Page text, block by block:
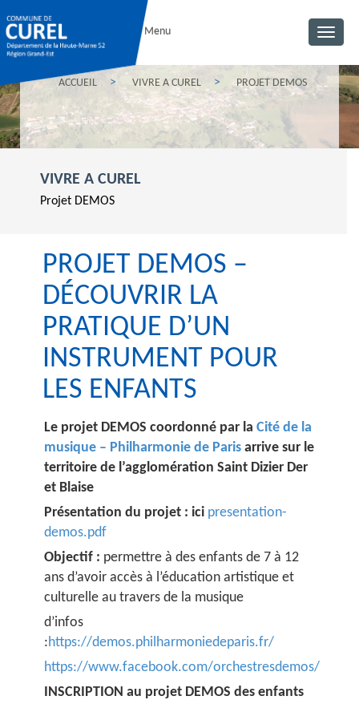
Menu
ACCUEIL VIVRE A CUREL PROJET DEMOS
VIVRE A CUREL
Projet DEMOS
PROJET DEMOS –
DÉCOUVRIR LA
PRATIQUE D’UN
INSTRUMENT POUR
LES ENFANTS
Le projet DEMOS coordonné par laCité de la
musique – Philharmonie de Paris arrive sur le
territoire de l’agglomération Saint Dizier Der
et Blaise
Présentation du projet : ici presentation-
demos.pdf
Objectif : permettre à des enfants de 7 à 12
ans d’avoir accès à l’éducation artistique et
culturelle au travers de la musique
d’infos
:https://demos.philharmoniedeparis.fr/
https://www.facebook.com/orchestresdemos/
INSCRIPTION au projet DEMOS des enfants